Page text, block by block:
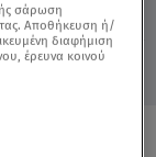
σάρωση
Αποθήκευση ή/
διαφήμιση
έρευνα κοινού